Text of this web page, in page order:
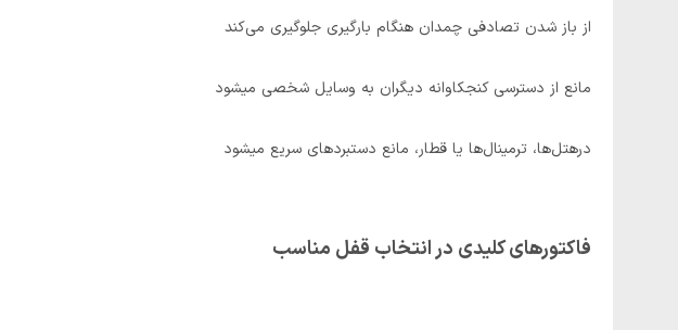
از باز شدن تصادفی چمدان هنگام بارگیری جلوگیری می‌کند
مانع از دسترسی کنجکاوانه دیگران به وسایل شخصی میشود
درهتل‌ها، ترمینال‌ها یا قطار، مانع دستبردهای سریع میشود
فاکتورهای کلیدی در انتخاب قفل مناسب